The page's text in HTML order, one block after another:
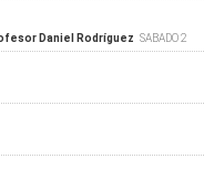
Daniel Rodríguez SABADO 2